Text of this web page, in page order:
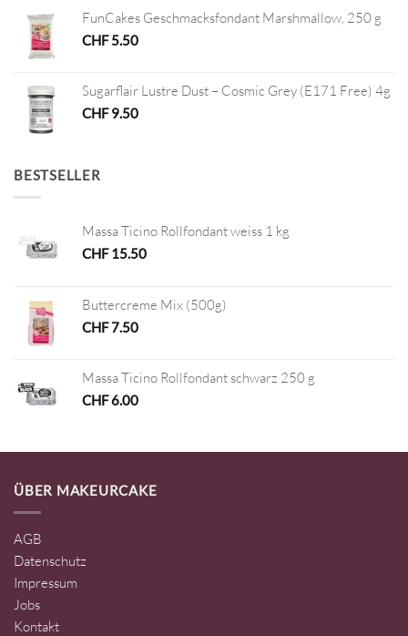
FunCakes Geschmacksfondant Marshmallow, 250 g
CHF5.50
Sugarflair Lustre Dust – Cosmic Grey (E171 Free) 4g
CHF9.50
BESTSELLER
Massa Ticino Rollfondant weiss 1 kg
CHF15.50
Buttercreme Mix (500g)
CHF7.50
Massa Ticino Rollfondant schwarz 250 g
CHF6.00
ÜBER MAKEURCAKE
AGB
Datenschutz
Impressum
Jobs
Kontakt